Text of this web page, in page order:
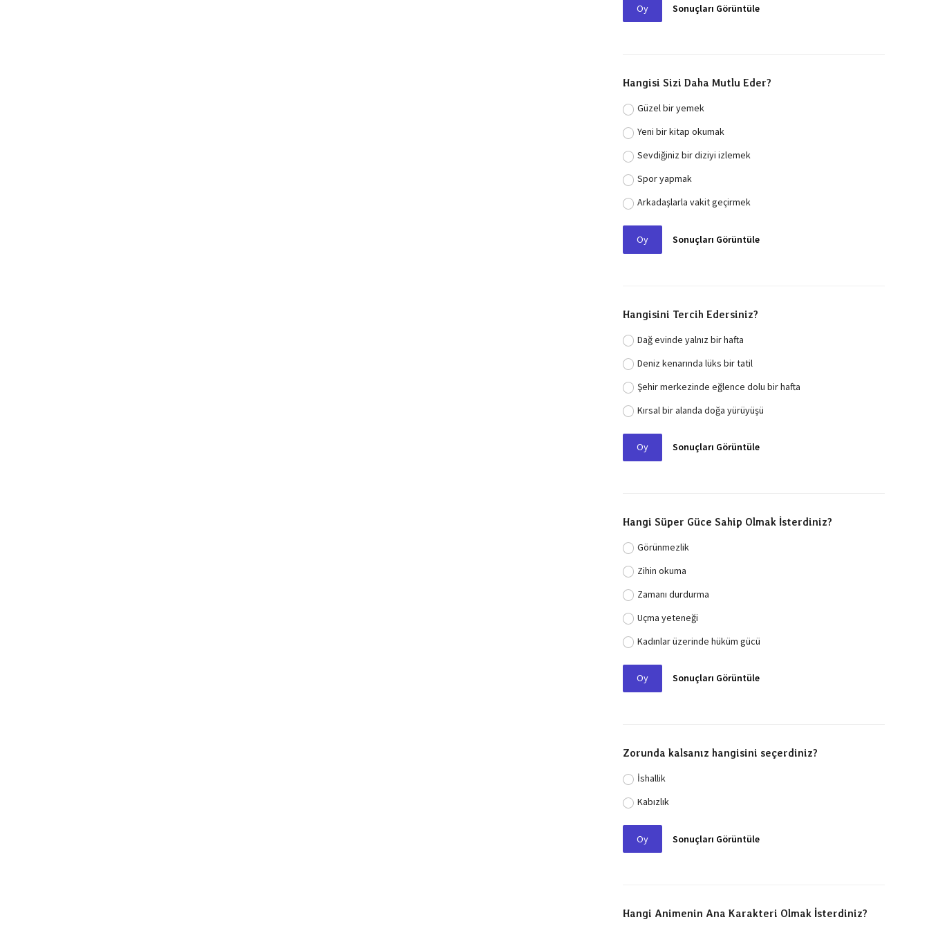
Oy Sonuçları Görüntüle
Hangisi Sizi Daha Mutlu Eder?
Güzel bir yemek
Yeni bir kitap okumak
Sevdiğiniz bir diziyi izlemek
Spor yapmak
Arkadaşlarla vakit geçirmek
Oy Sonuçları Görüntüle
Hangisini Tercih Edersiniz?
Dağ evinde yalnız bir hafta
Deniz kenarında lüks bir tatil
Şehir merkezinde eğlence dolu bir hafta
Kırsal bir alanda doğa yürüyüşü
Oy Sonuçları Görüntüle
Hangi Süper Güce Sahip Olmak İsterdiniz?
Görünmezlik
Zihin okuma
Zamanı durdurma
Uçma yeteneği
Kadınlar üzerinde hüküm gücü
Oy Sonuçları Görüntüle
Zorunda kalsanız hangisini seçerdiniz?
İshallik
Kabızlık
Oy Sonuçları Görüntüle
Hangi Animenin Ana Karakteri Olmak İsterdiniz?